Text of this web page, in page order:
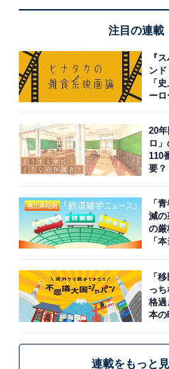
注目の連載
『
ン
「
ー
20
ロ
110
要？
「
減の
の厳
「
「
っ
格過
本の
連載をもっと